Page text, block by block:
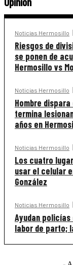
Noticias Hermosillo
Riesgos de
se ponen de
Hermosillo vs
Noticias Hermosillo
Hombre
termina
años en
Noticias Hermosillo
Los cuatro
usar el celular
González
Noticias Hermosillo
Ayudan
labor de parto;